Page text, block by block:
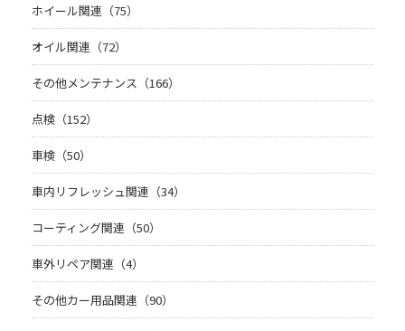
ホイール関連（75）
オイル関連（72）
その他メンテナンス（166）
点検（152）
車検（50）
車内リフレッシュ関連（34）
コーティング関連（50）
車外リペア関連（4）
その他カー用品関連（90）